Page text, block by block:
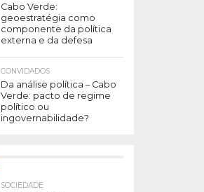
Cabo Verde:
geoestratégia como
componente da política
externa e da defesa
CONVIDADOS
Da análise política – Cabo
Verde: pacto de regime
político ou
ingovernabilidade?
SOCIEDADE